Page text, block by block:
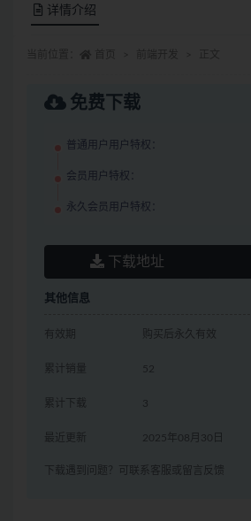
详情介绍
免费下载
普通用户用户特权：
会员用户特权：
永久会员用户特权：
下载地址
其他信息
有效期 购买后永久有效
累计销量 52
累计下载 3
最近更新 2025年08月30日
下载遇到问题？可联系客服或留言反馈